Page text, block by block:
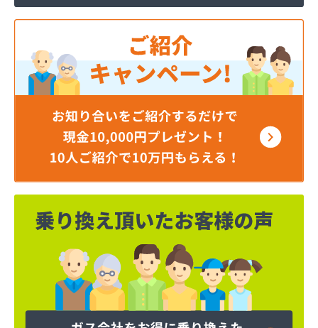
角本商店
株式会社エルピーガスネット配送センター
株式会社ガスセンター広島・充填所直通
株式会社ガスパル広島販売所
株式会社キムラ
株式会社サンオート
株式会社シティガス広島
株式会社たかまガス
株式会社ナカガワプロパン
株式会社ナカガワプロパン 古市支店
株式会社ナカガワプロパン 焼山支店
株式会社ホームエネルギー 山陽三原デポ
株式会社もみじ商事
株式会社安田無線
株式会社奥川商店
株式会社丸善商会
株式会社丸善商会